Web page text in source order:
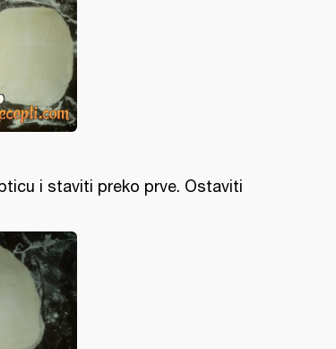
i staviti preko prve. Ostaviti